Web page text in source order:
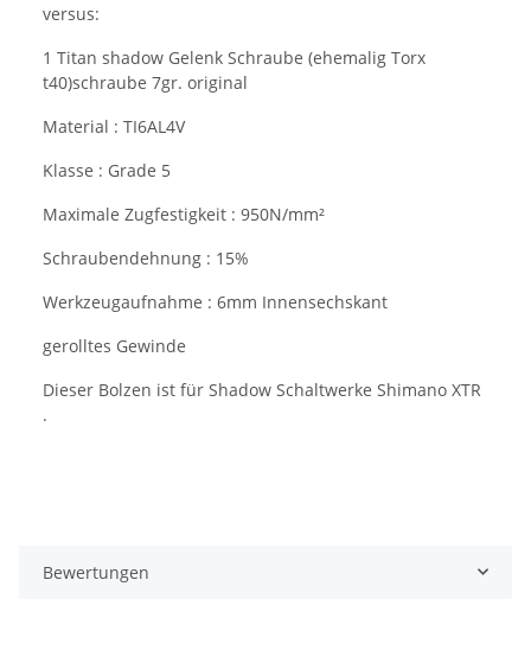
versus:
1 Titan shadow Gelenk Schraube (ehemalig Torx
t40)schraube 7gr. original
Material : TI6AL4V
Klasse : Grade 5
Maximale Zugfestigkeit : 950N/mm²
Schraubendehnung : 15%
Werkzeugaufnahme : 6mm Innensechskant
gerolltes Gewinde
Dieser Bolzen ist für Shadow Schaltwerke Shimano XTR
.
Bewertungen